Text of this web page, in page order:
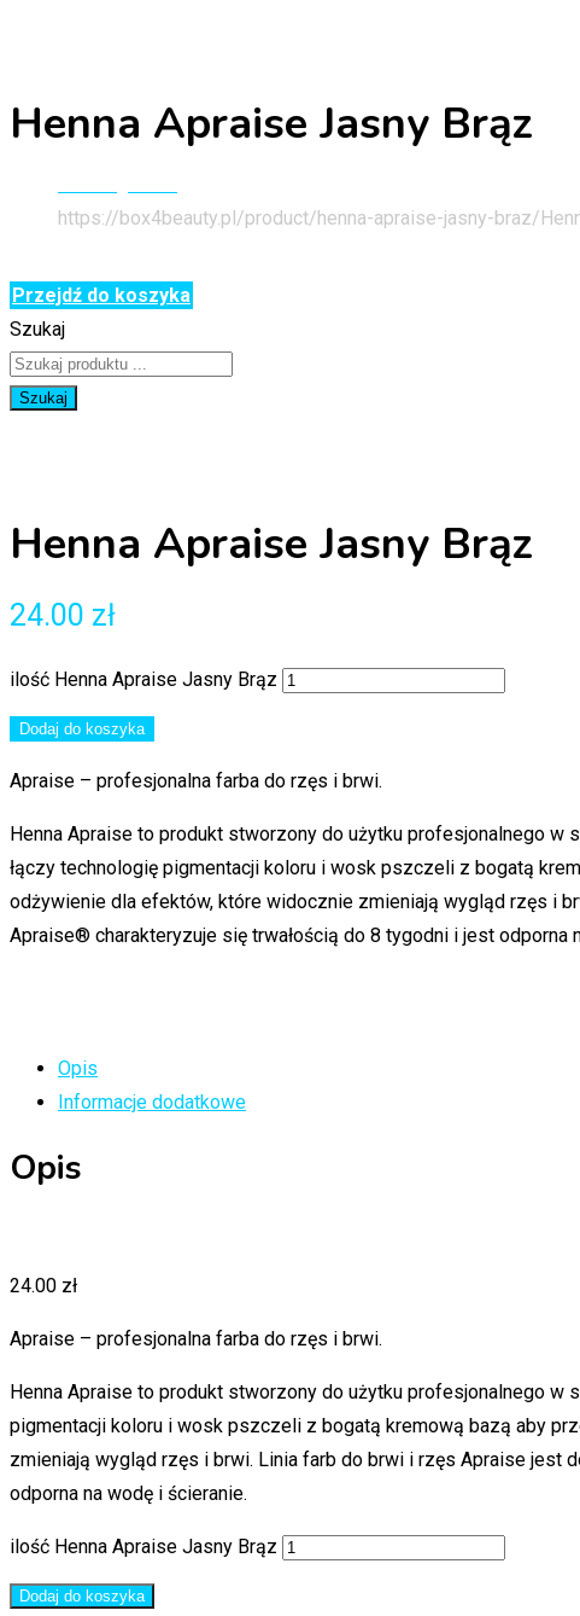
Henna Apraise Jasny Brąz
https://box4beauty.pl/product/henna-apraise-jasny-braz/
Przejdź do koszyka
Szukaj
Szukaj
Henna Apraise Jasny Brąz
24.00 zł
ilość Henna Apraise Jasny Brąz
Dodaj do koszyka
Apraise – profesjonalna farba do rzęs i brwi.
Henna Apraise to produkt stworzony do użytku profesjonalnego
łączy technologię pigmentacji koloru i wosk pszczeli z bogatą
odżywienie dla efektów, które widocznie zmieniają wygląd rzęs i
Apraise® charakteryzuje się trwałością do 8 tygodni i jest odporna
Opis
Informacje dodatkowe
Opis
24.00 zł
Apraise – profesjonalna farba do rzęs i brwi.
Henna Apraise to produkt stworzony do użytku profesjonalnego
pigmentacji koloru i wosk pszczeli z bogatą kremową bazą aby
zmieniają wygląd rzęs i brwi. Linia farb do brwi i rzęs Apraise jest
odporna na wodę i ścieranie.
ilość Henna Apraise Jasny Brąz
Dodaj do koszyka